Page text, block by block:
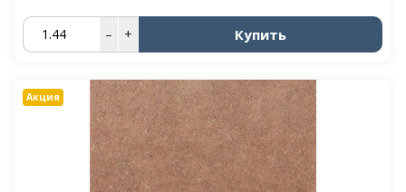
– + Купить
Акция